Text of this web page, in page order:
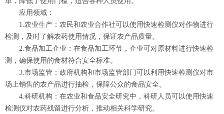
应用领域：
1.农业生产：农民和农业合作社可以使用快速检测仪对作物进行
检测，及时了解农药使用情况，保证农产品质量。
2.食品加工企业：在食品加工环节，企业可对原材料进行快速检
测，确保使用的食材符合安全标准。
3.市场监管：政府机构和市场监管部门可以利用快速检测仪对市
场上销售的农产品进行抽检，保障公众的食品安全。
4.科研机构：在农业和食品安全研究中，科研人员可以使用快速
检测仪对农药残留进行分析，推动相关科学研究。